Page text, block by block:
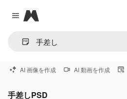
Close menu
Magnific
AI 画像を作成 AI 動画を作成
手差しPSD